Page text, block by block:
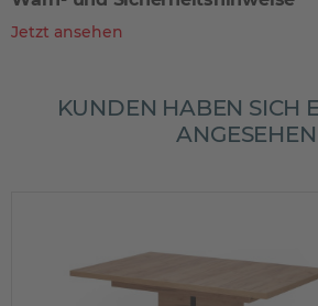
Jetzt ansehen
KUNDEN HABEN SICH
ANGESEHEN